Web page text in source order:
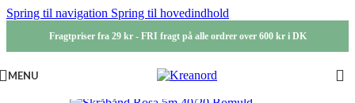
Spring til navigation Spring til hovedindhold
Fragtpriser fra 29 kr - FRI fragt på alle ordrer over 600 kr i DK
MENU